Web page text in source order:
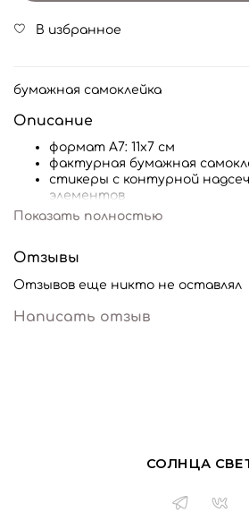
В избранное
бумажная самоклейка
Описание
формат А7: 11х7 см
фактурная бумажная
стикеры с контурной
элементов
Показать полностью
Отзывы
Отзывов еще никто не оставлял
Написать отзыв
СОЛНЦА